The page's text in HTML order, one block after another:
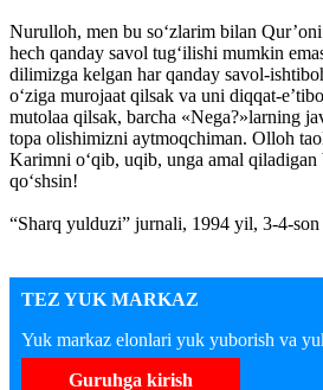
Nurulloh, men bu so‘zlarim bilan
hech qanday savol tug‘ilishi mumkin
dilimizga kelgan har qanday savol-
o‘ziga murojaat qilsak va uni diqqat-
mutolaa qilsak, barcha «Nega?»larning
topa olishimizni aytmoqchiman. Olloh
Karimni o‘qib, uqib, unga amal qiladigan
qo‘shsin!
“Sharq yulduzi” jurnali, 1994 yil, 3-4-son
TEZ YUK MARKAZ
Yuk markaz elonlari yuk yuborish va
Guruhga kirish